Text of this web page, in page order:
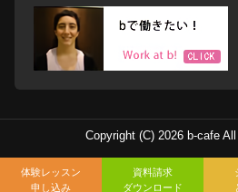
Copyright (C) 2026 b-cafe
体験レッスン
申し込み
資料請求
ダウンロード